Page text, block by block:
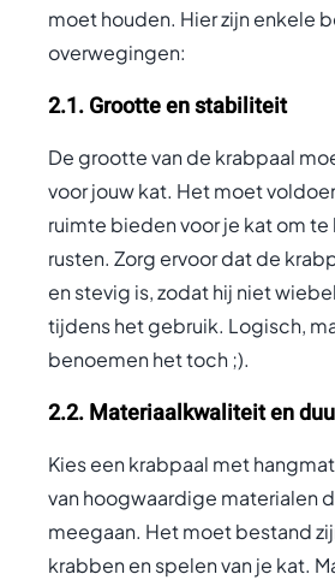
moet houden. Hier zijn enkele
overwegingen:
2.1. Grootte en stabiliteit
De grootte van de krabpaal
voor jouw kat. Het moet
ruimte bieden voor je kat om te
rusten. Zorg ervoor dat de
en stevig is, zodat hij niet
tijdens het gebruik. Logisch,
benoemen het toch ;).
2.2. Materiaalkwaliteit en
Kies een krabpaal met
van hoogwaardige materialen
meegaan. Het moet bestand
krabben en spelen van je kat.